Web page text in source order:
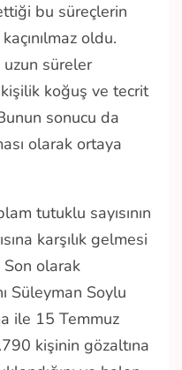
bu süreçlerin
oldu.
uzun süreler
koğuş ve tecrit
sonucu da
olarak ortaya
tutuklu sayısının
karşılık gelmesi
olarak
Süleyman Soylu
ile 15 Temmuz
kişinin gözaltına